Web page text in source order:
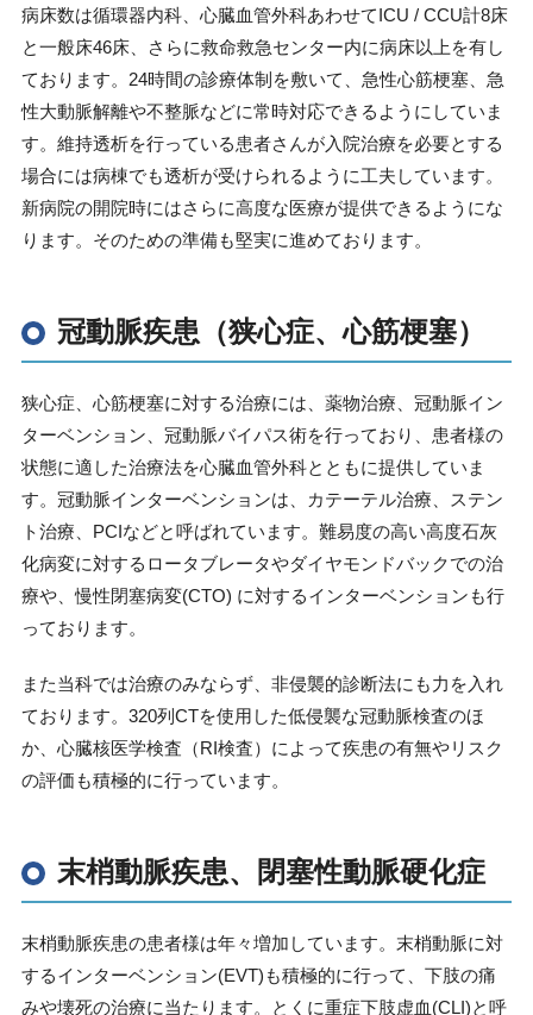
病床数は循環器内科、心臓血管外科あわせてICU / CCU計8床
と一般床46床、さらに救命救急センター内に病床以上を有し
ております。 24時間の診療体制を敷いて、急性心筋梗塞、急
性大動脈解離や不整脈などに常時対応できるようにしていま
す。維持透析を行っている患者さんが入院治療を必要とする
場合には病棟でも透析が受けられるように工夫しています。
新病院の開院時にはさらに高度な医療が提供できるようにな
ります。そのための準備も堅実に進めております。
冠動脈疾患（狭心症、心筋梗塞）
狭心症、心筋梗塞に対する治療には、薬物治療、冠動脈イン
ターベンション、冠動脈バイパス術を行っており、患者様の
状態に適した治療法を心臓血管外科とともに提供していま
す。冠動脈インターベンションは、カテーテル治療、ステン
ト治療、 PCIなどと呼ばれています。難易度の高い高度石灰
化病変に対するロータブレータやダイヤモンドバックでの治
療や、慢性閉塞病変(CTO) に対するインターベンションも行
っております。
また当科では治療のみならず、非侵襲的診断法にも力を入れ
ております。 320列 CTを使用した低侵襲な冠動脈検査のほ
か、心臓核医学検査（RI検査）によって疾患の有無やリスク
の評価も積極的に行っています。
末梢動脈疾患、閉塞性動脈硬化症
末梢動脈疾患の患者様は年々増加しています。末梢動脈に対
するインターベンション(EVT) も積極的に行って、下肢の痛
みや壊死の治療に当たります。とくに重症下肢虚血 (CLI)と呼